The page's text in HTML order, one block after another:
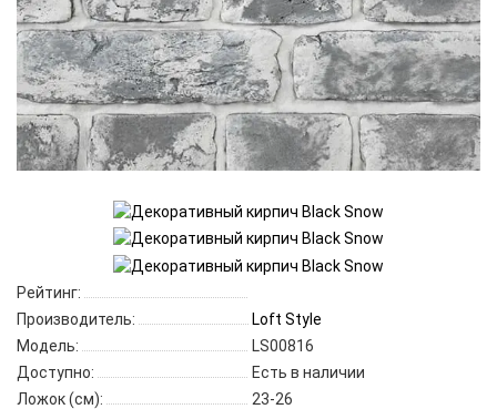
Рейтинг:
Производитель:
Loft Style
Модель:
LS00816
Доступно:
Есть в наличии
Ложок (см):
23-26